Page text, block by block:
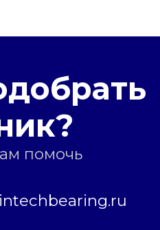
помочь